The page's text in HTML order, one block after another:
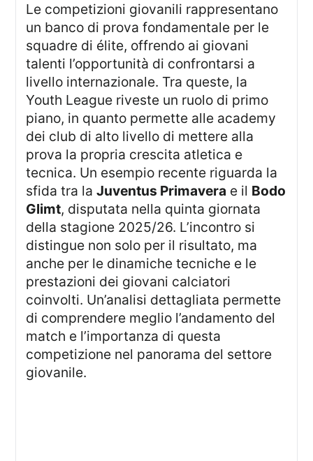
Le competizioni giovanili rappresentano
un banco di prova fondamentale per le
squadre di élite, offrendo ai giovani
talenti l’opportunità di confrontarsi a
livello internazionale. Tra queste, la
Youth League riveste un ruolo di primo
piano, in quanto permette alle academy
dei club di alto livello di mettere alla
prova la propria crescita atletica e
tecnica. Un esempio recente riguarda la
sfida tra laJuventus Primavera e il Bodo
Glimt, disputata nella quinta giornata
della stagione 2025/26. L’incontro si
distingue non solo per il risultato, ma
anche per le dinamiche tecniche e le
prestazioni dei giovani calciatori
coinvolti. Un’analisi dettagliata permette
di comprendere meglio l’andamento del
match e l’importanza di questa
competizione nel panorama del settore
giovanile.